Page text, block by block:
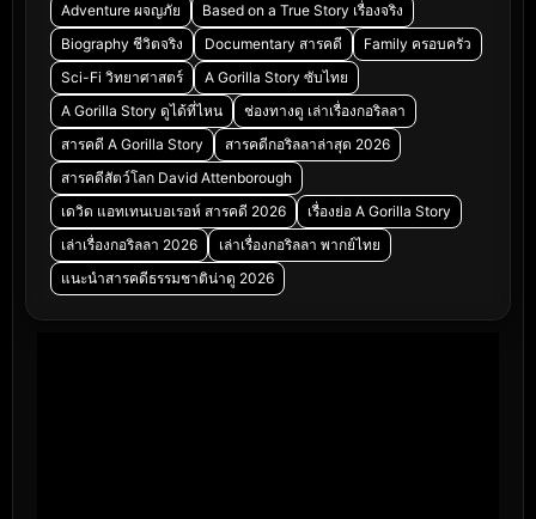
Adventure ผจญภัย
Based on a True Story เรื่องจริง
Biography ชีวิตจริง
Documentary สารคดี
Family ครอบครัว
Sci-Fi วิทยาศาสตร์
A Gorilla Story ซับไทย
A Gorilla Story ดูได้ที่ไหน
ช่องทางดู เล่าเรื่องกอริลลา
สารคดี A Gorilla Story
สารคดีกอริลลาล่าสุด 2026
สารคดีสัตว์โลก David Attenborough
เดวิด แอทเทนเบอเรอห์ สารคดี 2026
เรื่องย่อ A Gorilla Story
เล่าเรื่องกอริลลา 2026
เล่าเรื่องกอริลลา พากย์ไทย
แนะนำสารคดีธรรมชาติน่าดู 2026